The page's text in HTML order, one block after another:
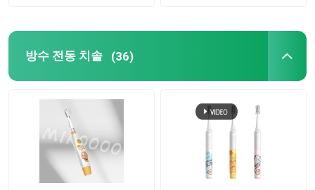
방수 전동 치솔 (36)